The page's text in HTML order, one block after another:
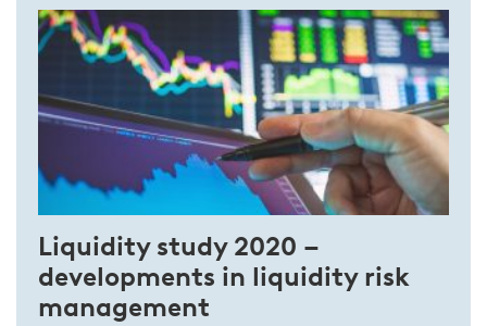
Liquidity study 2020 –
developments in liquidity risk
management